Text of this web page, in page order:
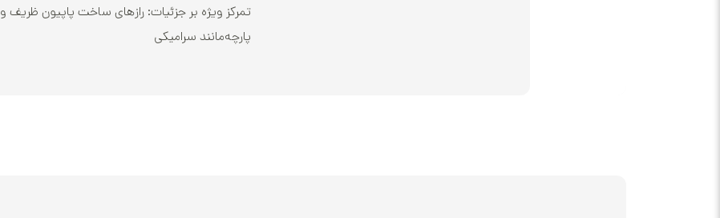
تمرکز ویژه بر جزئیات: رازهای ساخت پاپیون ظریف و
پارچه‌مانند سرامیکی